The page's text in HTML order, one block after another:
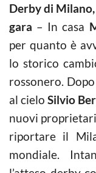
Derby di
gara – In casa
per quanto è
lo storico
rossonero.
al cielo Silvio
nuovi proprietari
riportare il
mondiale.